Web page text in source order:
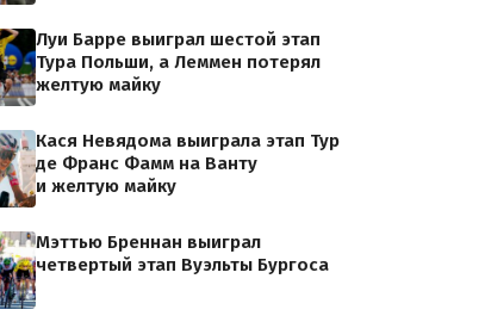
Луи Барре выиграл шестой этап
Тура Польши, а Леммен потерял
желтую майку
Кася Невядома выиграла этап Тур
де Франс Фамм на Ванту
и желтую майку
Мэттью Бреннан выиграл
четвертый этап Вуэльты Бургоса